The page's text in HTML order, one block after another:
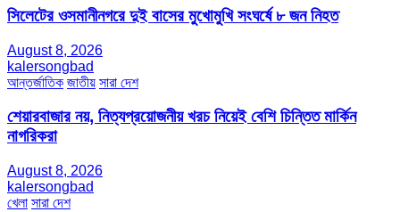
সিলেটের ওসমানীনগরে দুই বাসের মুখোমুখি সংঘর্ষে ৮ জন নিহত
August 8, 2026
kalersongbad
আন্তর্জাতিক জাতীয় সারা দেশ
শেয়ারবাজার নয়, নিত্যপ্রয়োজনীয় খরচ নিয়েই বেশি চিন্তিত মার্কিন
নাগরিকরা
August 8, 2026
kalersongbad
খেলা সারা দেশ